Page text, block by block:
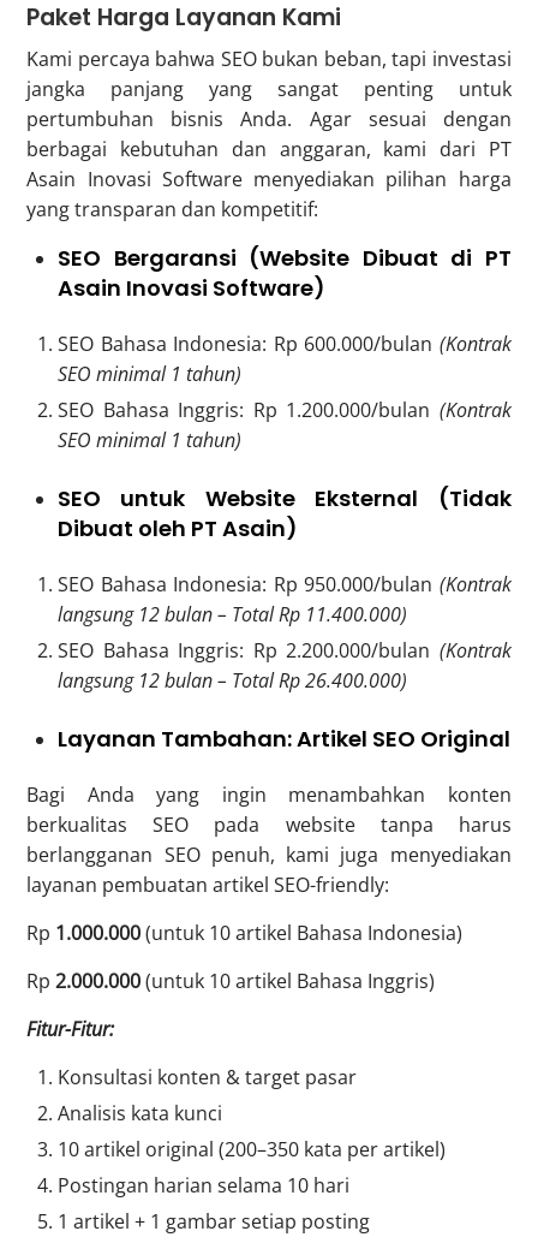
Paket Harga Layanan Kami
Kami percaya bahwa SEO bukan beban, tapi investasi
jangka panjang yang sangat penting untuk
pertumbuhan bisnis Anda. Agar sesuai dengan
berbagai kebutuhan dan anggaran, kami dari PT
Asain Inovasi Software menyediakan pilihan harga
yang transparan dan kompetitif:
SEO Bergaransi (Website Dibuat di PT
Asain Inovasi Software)
SEO Bahasa Indonesia: Rp 600.000/bulan (Kontrak
SEO minimal 1 tahun)
SEO Bahasa Inggris: Rp 1.200.000/bulan (Kontrak
SEO minimal 1 tahun)
SEO untuk Website Eksternal (Tidak
Dibuat oleh PT Asain)
SEO Bahasa Indonesia: Rp 950.000/bulan (Kontrak
langsung 12 bulan – Total Rp 11.400.000)
SEO Bahasa Inggris: Rp 2.200.000/bulan (Kontrak
langsung 12 bulan – Total Rp 26.400.000)
Layanan Tambahan: Artikel SEO Original
Bagi Anda yang ingin menambahkan konten
berkualitas SEO pada website tanpa harus
berlangganan SEO penuh, kami juga menyediakan
layanan pembuatan artikel SEO-friendly:
Rp 1.000.000(untuk 10 artikel Bahasa Indonesia)
Rp2.000.000(untuk 10 artikel Bahasa Inggris)
Fitur-Fitur:
Konsultasi konten & target pasar
Analisis kata kunci
10 artikel original (200–350 kata per artikel)
Postingan harian selama 10 hari
1 artikel + 1 gambar setiap posting